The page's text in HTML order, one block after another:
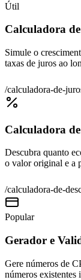
Útil
Calculadora
Simule o
taxas de juros ao
/calculadora-de-
Calculadora
Descubra quanto
o valor original e a
/calculadora-de-
Popular
Gerador e
Gere números de
números existentes